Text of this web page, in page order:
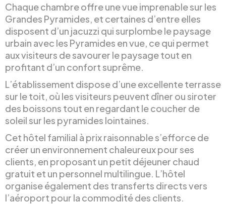
Chaque chambre offre une vue imprenable sur les
Grandes Pyramides, et certaines d’entre elles
disposent d’un jacuzzi qui surplombe le paysage
urbain avec les Pyramides en vue, ce qui permet
aux visiteurs de savourer le paysage tout en
profitant d’un confort suprême.
L’établissement dispose d’une excellente terrasse
sur le toit, où les visiteurs peuvent dîner ou siroter
des boissons tout en regardant le coucher de
soleil sur les pyramides lointaines.
Cet hôtel familial à prix raisonnable s’efforce de
créer un environnement chaleureux pour ses
clients, en proposant un petit déjeuner chaud
gratuit et un personnel multilingue. L’hôtel
organise également des transferts directs vers
l’aéroport pour la commodité des clients.